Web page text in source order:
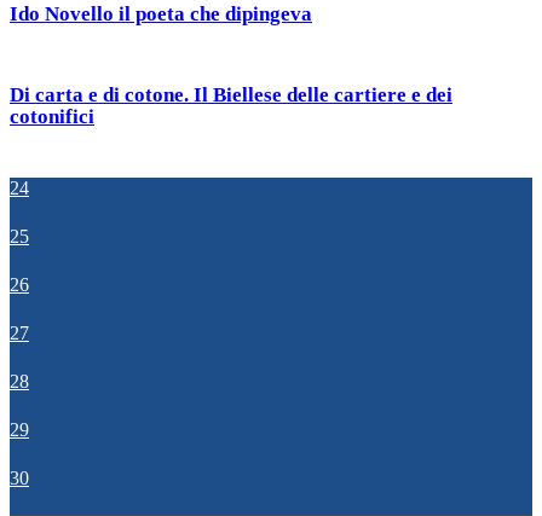
Ido Novello il poeta che dipingeva
Di carta e di cotone. Il Biellese delle cartiere e dei
cotonifici
24
25
26
27
28
29
30